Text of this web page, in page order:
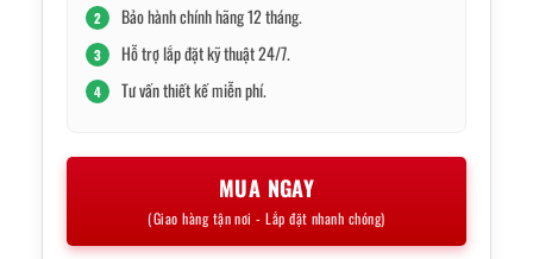
2 Bảo hành chính hãng 12 tháng.
3 Hỗ trợ lắp đặt kỹ thuật 24/7.
4 Tư vấn thiết kế miễn phí.
MUA NGAY
(Giao hàng tận nơi - Lắp đặt nhanh chóng)